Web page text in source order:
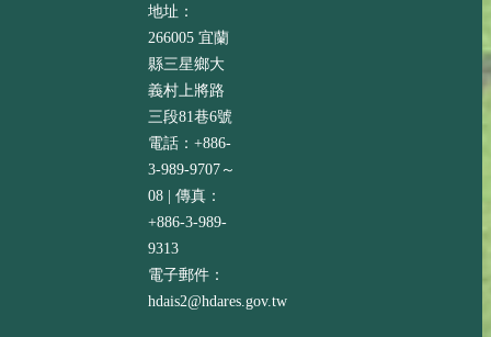
地址：
266005 宜蘭
縣三星鄉大
義村上將路
三段81巷6號
電話：+886-
3-989-9707～
08 | 傳真：
+886-3-989-
9313
電子郵件：
hdais2@hdares.gov.tw